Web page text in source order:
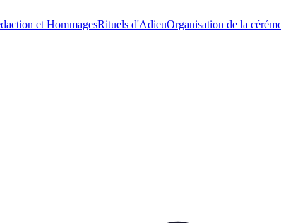
et HommagesRituels d'AdieuOrganisation de la